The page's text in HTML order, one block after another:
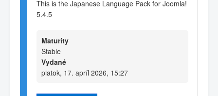
This is the Japanese Language Pack for Joomla!
5.4.5
Maturity
Stable
Vydané
piatok, 17. apríl 2026, 15:27